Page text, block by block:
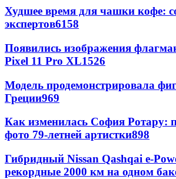
Худшее время для чашки кофе:
экспертов6158
Появились изображения
Pixel 11 Pro XL1526
Модель продемонстрировала
Греции969
Как изменилась София Ротару:
фото 79-летней артистки898
Гибридный Nissan Qashqai e-
рекордные 2000 км на одном